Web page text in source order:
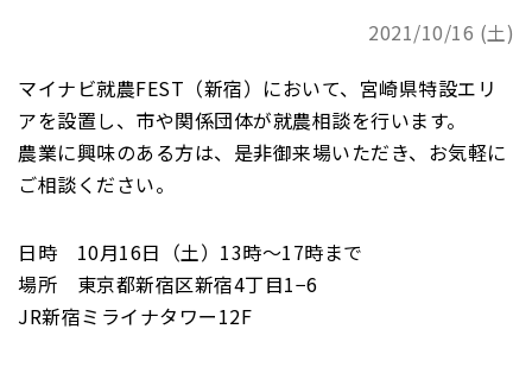
2021/10/16 (土)
マイナビ就農FEST（新宿）において、宮崎県特設エリ
アを設置し、市や関係団体が就農相談を行います。
農業に興味のある方は、是非御来場いただき、お気軽に
ご相談ください。
日時 10月16日（土）13時～17時まで
場所 東京都新宿区新宿4丁目1−6
JR新宿ミライナタワー12F